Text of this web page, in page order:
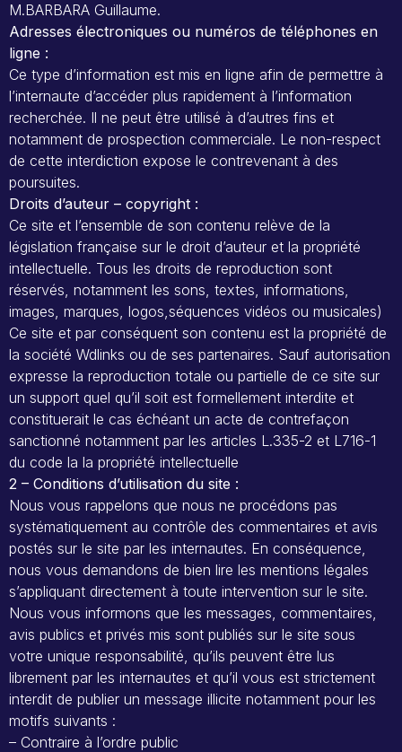
M.BARBARA Guillaume.
Adresses électroniques ou numéros de téléphones en
ligne :
Ce type d’information est mis en ligne afin de permettre à
l’internaute d’accéder plus rapidement à l’information
recherchée. Il ne peut être utilisé à d’autres fins et
notamment de prospection commerciale. Le non-respect
de cette interdiction expose le contrevenant à des
poursuites.
Droits d’auteur – copyright :
Ce site et l’ensemble de son contenu relève de la
législation française sur le droit d’auteur et la propriété
intellectuelle. Tous les droits de reproduction sont
réservés, notamment les sons, textes, informations,
images, marques, logos,séquences vidéos ou musicales)
Ce site et par conséquent son contenu est la propriété de
la société Wdlinks ou de ses partenaires. Sauf autorisation
expresse la reproduction totale ou partielle de ce site sur
un support quel qu’il soit est formellement interdite et
constituerait le cas échéant un acte de contrefaçon
sanctionné notamment par les articles L.335-2 et L716-1
du code la la propriété intellectuelle
2 – Conditions d’utilisation du site :
Nous vous rappelons que nous ne procédons pas
systématiquement au contrôle des commentaires et avis
postés sur le site par les internautes. En conséquence,
nous vous demandons de bien lire les mentions légales
s’appliquant directement à toute intervention sur le site.
Nous vous informons que les messages, commentaires,
avis publics et privés mis sont publiés sur le site sous
votre unique responsabilité, qu’ils peuvent être lus
librement par les internautes et qu’il vous est strictement
interdit de publier un message illicite notamment pour les
motifs suivants :
– Contraire à l’ordre public